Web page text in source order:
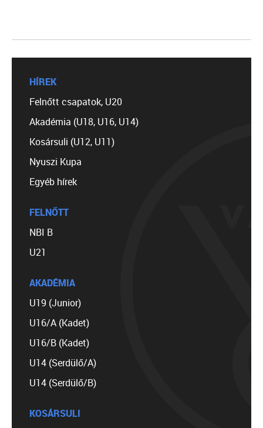
HÍREK
Felnőtt csapatok, U20
Akadémia (U18, U16, U14)
Kosársuli (U12, U11)
Nyuszi Kupa
Egyéb hírek
FELNŐTT
NBI B
U21
AKADÉMIA
U19 (Junior)
U16/A (Kadet)
U16/B (Kadet)
U14 (Serdülő/A)
U14 (Serdülő/B)
KOSÁRSULI